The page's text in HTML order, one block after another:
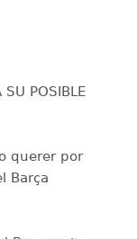
SU POSIBLE
querer por
Barça